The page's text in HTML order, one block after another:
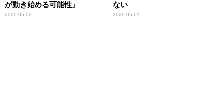
が動き始める可能性」
2020.05.02
ない
2020.05.01